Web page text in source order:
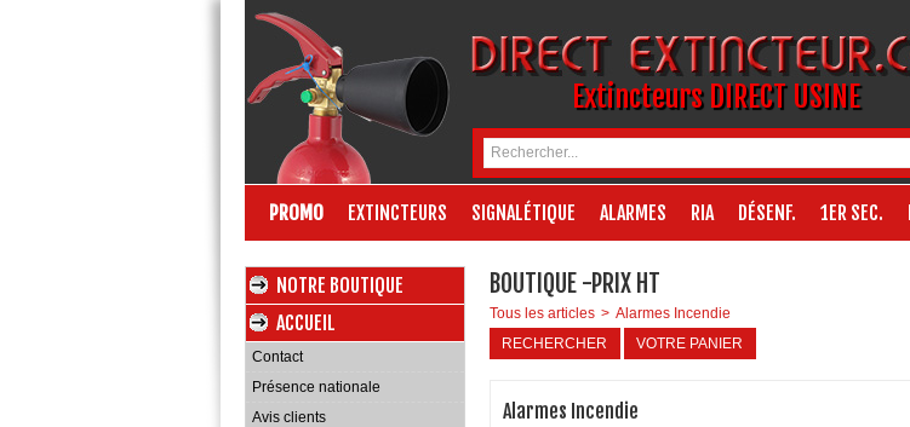
Extincteurs DIRECT USINE
PROMO EXTINCTEURS SIGNALÉTIQUE ALARMES RIA DÉSENF. 1ER SEC.
NOTRE BOUTIQUE
ACCUEIL
Contact
Présence nationale
Avis clients
BOUTIQUE -PRIX HT
Tous les articles > Alarmes Incendie
RECHERCHER
VOTRE PANIER
Alarmes Incendie